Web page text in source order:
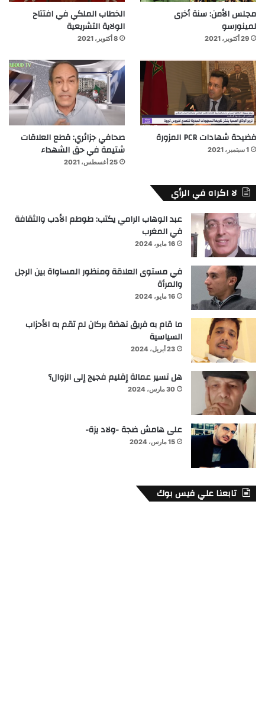
مجلس الأمن: سنة أخرى
لمينورسو
29 أكتوبر، 2021
الخطاب الملكي في افتتاح
الولاية التشريعية
8 أكتوبر، 2021
فضيحة شهادات PCR المزورة
1 سبتمبر، 2021
صحافي جزائري: قطع العلاقات
شتيمة في حق الشهداء
25 أغسطس، 2021
لا اكراه في الرأي
عبد الوهاب الرامي يكتب: طوطم الأدب والثقافة
في المغرب
16 مايو، 2024
في مستوى العلاقة ومنظور المساواة بين الرجل
والمرأة
16 مايو، 2024
ما قام به فريق نهضة بركان لم تقم به الأحزاب
السياسية
23 أبريل، 2024
هل تسير عمالة إقليم فجيج إلى الزوال؟
30 مارس، 2024
على هامش ضجة -ولاد يزة-
15 مارس، 2024
تابعنا علي فيس بوك